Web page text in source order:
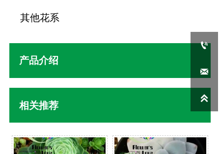
其他花系
产品介绍
相关推荐


